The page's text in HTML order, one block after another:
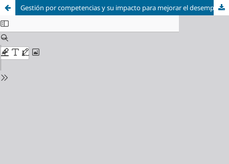
Gestión por competencias y su impacto para mejorar el desempeño laboral de las empresas constructoras del distrito de Trujillo, 2018